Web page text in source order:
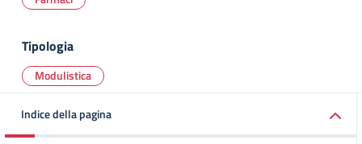
Tipologia
Modulistica
Indice della pagina